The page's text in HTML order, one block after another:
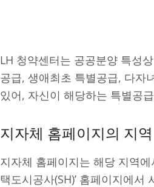
LH 청약센터는 공공분양 특성
공급, 생애최초 특별공급, 다자
있어, 자신이 해당하는 특별공
지자체 홈페이지의 지
지자체 홈페이지는 해당 지역
택도시공사(SH)’ 홈페이지에